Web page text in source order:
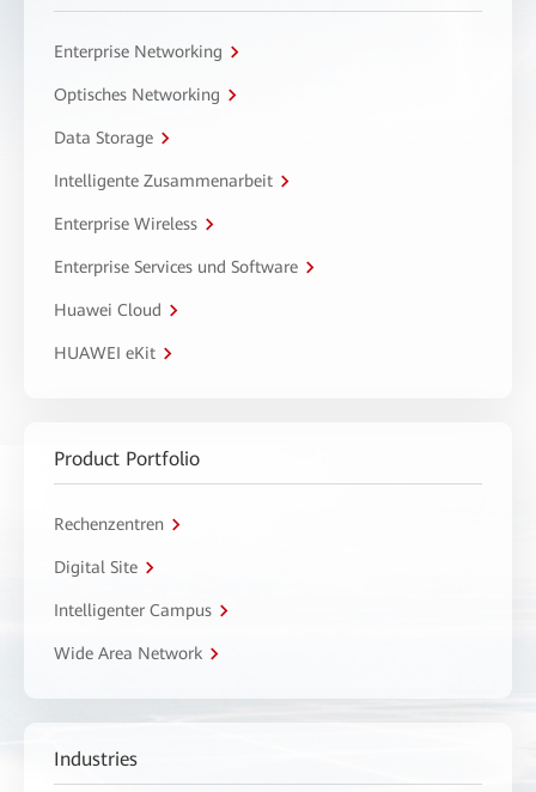
Enterprise Networking
Optisches Networking
Data Storage
Intelligente Zusammenarbeit
Enterprise Wireless
Enterprise Services und Software
Huawei Cloud
HUAWEI eKit
Product Portfolio
Rechenzentren
Digital Site
Intelligenter Campus
Wide Area Network
Industries